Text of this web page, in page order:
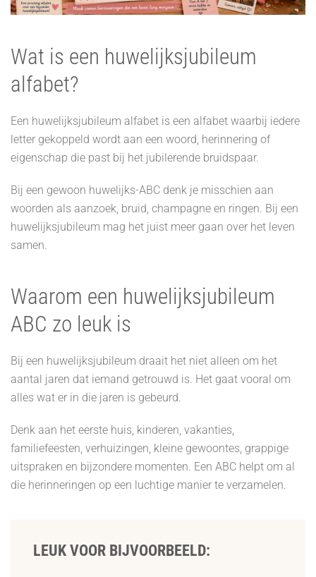
Wat is een huwelijksjubileum
alfabet?
Een huwelijksjubileum alfabet is een alfabet waarbij iedere
letter gekoppeld wordt aan een woord, herinnering of
eigenschap die past bij het jubilerende bruidspaar.
Bij een gewoon huwelijks-ABC denk je misschien aan
woorden als aanzoek, bruid, champagne en ringen. Bij een
huwelijksjubileum mag het juist meer gaan over het leven
samen.
Waarom een huwelijksjubileum
ABC zo leuk is
Bij een huwelijksjubileum draait het niet alleen om het
aantal jaren dat iemand getrouwd is. Het gaat vooral om
alles wat er in die jaren is gebeurd.
Denk aan het eerste huis, kinderen, vakanties,
familiefeesten, verhuizingen, kleine gewoontes, grappige
uitspraken en bijzondere momenten. Een ABC helpt om al
die herinneringen op een luchtige manier te verzamelen.
LEUK VOOR BIJVOORBEELD: